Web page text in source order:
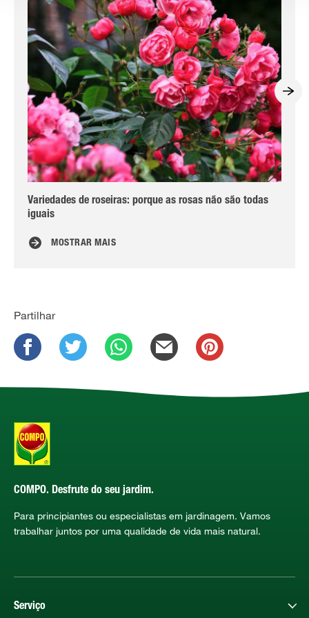
Variedades de roseiras: porque as rosas não são todas
iguais
MOSTRAR MAIS
Partilhar
COMPO. Desfrute do seu jardim.
Para principiantes ou especialistas em jardinagem. Vamos
trabalhar juntos por uma qualidade de vida mais natural.
Serviço